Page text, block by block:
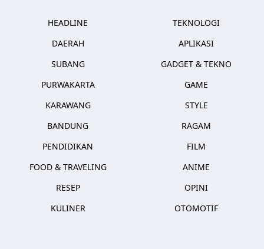
HEADLINE
DAERAH
SUBANG
PURWAKARTA
KARAWANG
BANDUNG
PENDIDIKAN
FOOD & TRAVELING
RESEP
KULINER
TEKNOLOGI
APLIKASI
GADGET & TEKNO
GAME
STYLE
RAGAM
FILM
ANIME
OPINI
OTOMOTIF